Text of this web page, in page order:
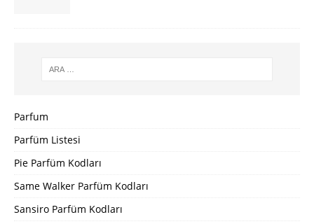
Parfum
Parfüm Listesi
Pie Parfüm Kodları
Same Walker Parfüm Kodları
Sansiro Parfüm Kodları